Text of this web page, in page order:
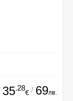
35.28
€ / 69лв.